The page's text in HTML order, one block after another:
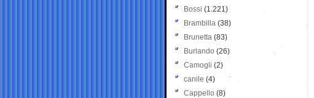
Bossi (1.221)
Brambilla (38)
Brunetta (83)
Burlando (26)
Camogli (2)
canile (4)
Cappello (8)